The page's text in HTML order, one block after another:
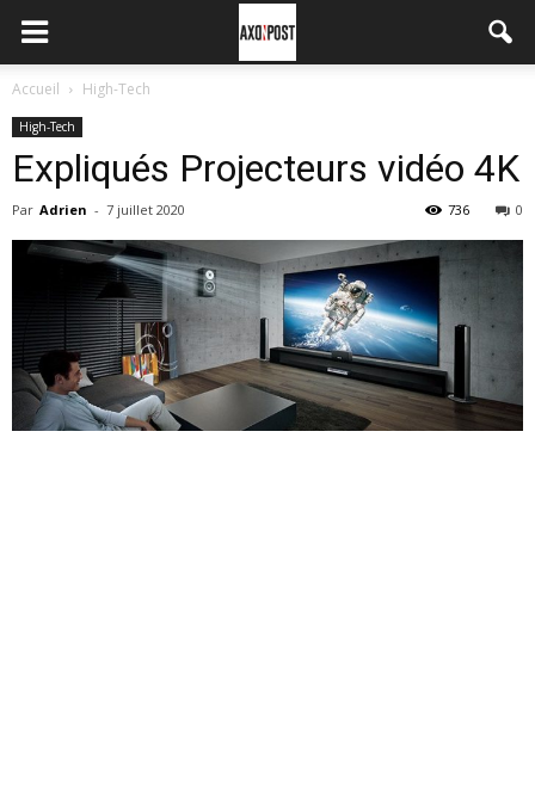
Accueil High-Tech
High-Tech
Expliqués Projecteurs vidéo 4K
Par Adrien - 7 juillet 2020 0
736